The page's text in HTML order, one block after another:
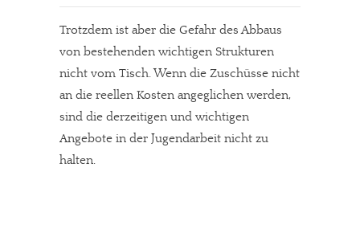
kannst Du uns mit einer kleinen Spende unterstützen.
Paypal - danke@meinesuedstadt.de
JETZT SPENDEN Schon erledigt!
Trotzdem ist aber die Gefahr des Abbaus
von bestehenden wichtigen Strukturen
nicht vom Tisch. Wenn die Zuschüsse nicht
an die reellen Kosten angeglichen werden,
sind die derzeitigen und wichtigen
Angebote in der Jugendarbeit nicht zu
halten.